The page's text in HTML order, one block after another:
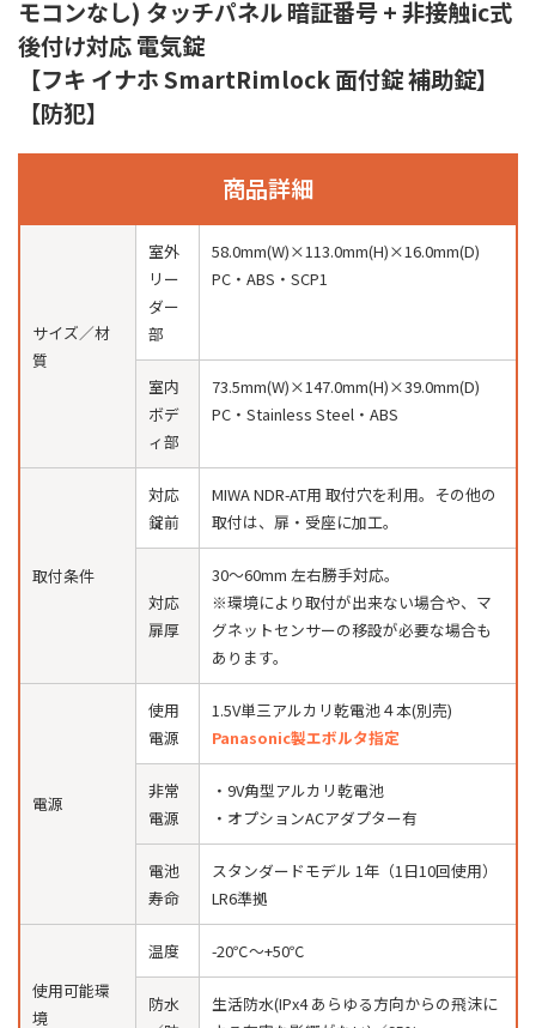
モコンなし) タッチパネル 暗証番号 + 非接触ic式
後付け対応 電気錠
【フキ イナホ SmartRimlock 面付錠 補助錠】
【防犯】
商品詳細
サイズ／材
質
室外
リー
ダー
部
58.0mm(W)×113.0mm(H)×16.0mm(D)
PC・ABS・SCP1
室内
ボデ
ィ部
73.5mm(W)×147.0mm(H)×39.0mm(D)
PC・Stainless Steel・ABS
取付条件
対応
錠前
MIWA NDR-AT用 取付穴を利用。その他の
取付は、扉・受座に加工。
対応
扉厚
30〜60mm 左右勝手対応。
※環境により取付が出来ない場合や、マ
グネットセンサーの移設が必要な場合も
あります。
電源
使用
電源
1.5V単三アルカリ乾電池４本(別売)
Panasonic製エボルタ指定
非常
電源
・9V角型アルカリ乾電池
・オプションACアダプター有
電池
寿命
スタンダードモデル 1年（1日10回使用）
LR6準拠
使用可能環
境
温度 -20℃〜+50℃
防水
生活防水(IPx4 あらゆる方向からの飛沫に